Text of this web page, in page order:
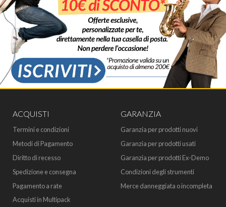
ACQUISTI
Termini e condizioni
Metodi di Pagamento
Diritto di recesso
Spedizione e consegna
Pagamento a rate
Acquisti in Multipack
GARANZIA
Garanzia per prodotti nuovi
Garanzia per prodotti usati
Garanzia per prodotti Ex-Demo
Condizioni degli strumenti
Merce danneggiata o incompleta